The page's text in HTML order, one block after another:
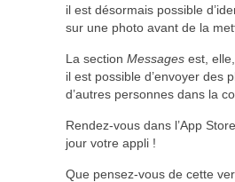
il est désormais possible
sur une photo avant de la
La section Messages est,
il est possible d’envoyer des
d’autres personnes dans la
Rendez-vous dans l’App
jour votre appli !
Que pensez-vous de cette